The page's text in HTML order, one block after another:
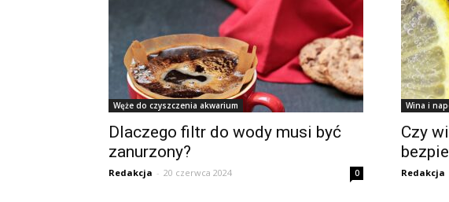
Węże do czyszczenia akwarium
Dlaczego filtr do wody musi być
zanurzony?
Redakcja - 20 czerwca 2024 0
Wina i
Czy
Redakcja